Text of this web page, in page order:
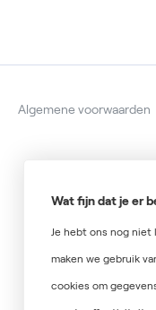
Algemene voorwaarden
Wat fijn dat je er
Je hebt ons nog
maken we gebruik
cookies om